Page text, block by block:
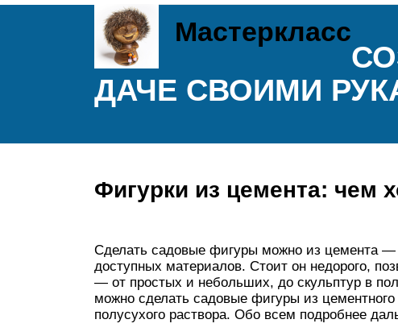
Мастеркласс
ДАЧЕ СВОИМИ
Фигурки из цемента: чем
Сделать садовые фигуры можно из цемента
доступных материалов. Стоит он недорого,
— от простых и небольших, до скульптур в
можно сделать садовые фигуры из цементного
полусухого раствора. Обо всем подробнее